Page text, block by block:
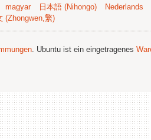
magyar 日本語 (Nihongo) Nederlands
(Zhongwen,繁)
. Ubuntu ist ein eingetragenes